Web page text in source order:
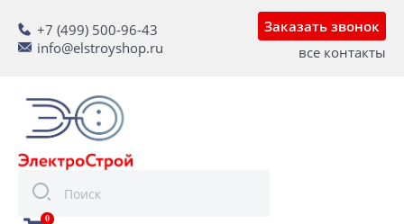
+7 (499) 500-96-43
info@elstroyshop.ru
Заказать звонок
все контакты
0